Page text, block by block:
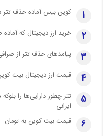
1 کوین بیس آماده حذف تتر
2 خرید ارز دیجیتال که آماده
3 پیامدهای حذف تتر از
4 قیمت ارز دیجیتال بیت کوین امروز 20
5
تتر چطور دارایی‌ها را
ایرانی
6 قیمت بیت کوین به تومان- امروز سه